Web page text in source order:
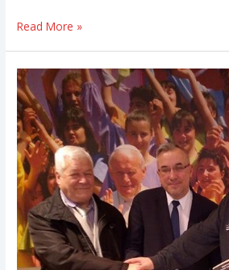
100
100
Lat!
Read More »